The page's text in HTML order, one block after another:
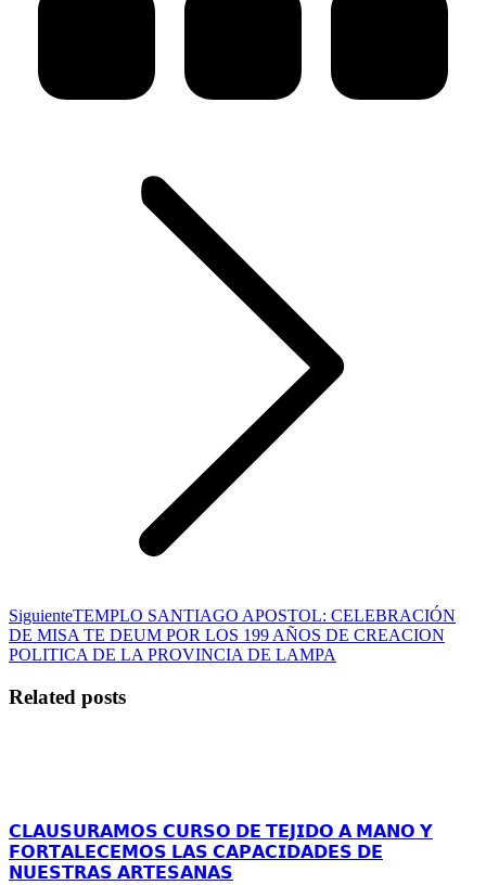
SiguientePublicación
siguiente:
TEMPLO SANTIAGO APOSTOL: CELEBRACIÓN
DE MISA TE DEUM POR LOS 199 AÑOS DE CREACION
POLITICA DE LA PROVINCIA DE LAMPA
Related posts
𝗖𝗟𝗔𝗨𝗦𝗨𝗥𝗔𝗠𝗢𝗦 𝗖𝗨𝗥𝗦𝗢 𝗗𝗘 𝗧𝗘𝗝𝗜𝗗𝗢 𝗔 𝗠𝗔𝗡𝗢 𝗬
𝗙𝗢𝗥𝗧𝗔𝗟𝗘𝗖𝗘𝗠𝗢𝗦 𝗟𝗔𝗦 𝗖𝗔𝗣𝗔𝗖𝗜𝗗𝗔𝗗𝗘𝗦 𝗗𝗘
𝗡𝗨𝗘𝗦𝗧𝗥𝗔𝗦 𝗔𝗥𝗧𝗘𝗦𝗔𝗡𝗔𝗦